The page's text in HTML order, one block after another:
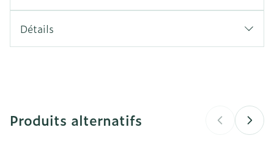
Détails
Marques Probiolog
Produits alternatifs